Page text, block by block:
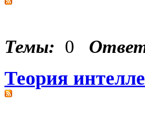
Темы: 0
Теория